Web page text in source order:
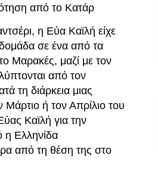
από το Κατάρ
η Εύα Καϊλή είχε
σε ένα από τα
Μαρακές, μαζί με τον
από τον
τη διάρκεια μιας
ή τον Απρίλιο του
Καϊλή για την
Ελληνίδα
από τη θέση της στο